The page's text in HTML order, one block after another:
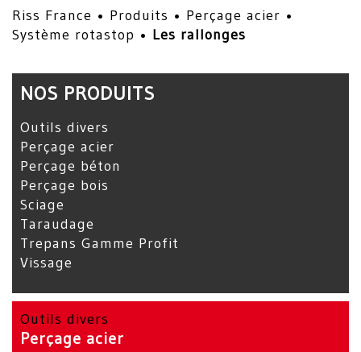
Riss France • Produits • Perçage acier •
Système rotastop • Les rallonges
NOS PRODUITS
Outils divers
Perçage acier
Perçage béton
Perçage bois
Sciage
Taraudage
Trepans Gamme Profit
Vissage
Outils divers
Perçage acier